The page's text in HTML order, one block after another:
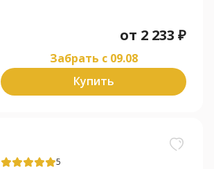
от 2 233 ₽
Забрать c 09.08
Купить
5